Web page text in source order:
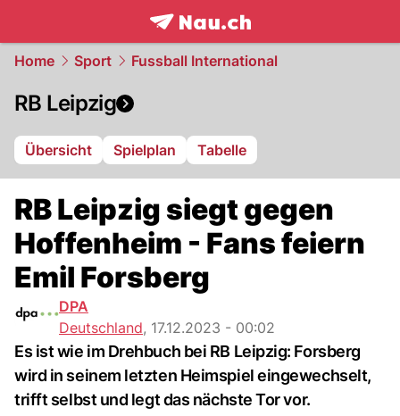
frontpage.NAU.ch
Home Sport Fussball International
RB Leipzig
Übersicht Spielplan Tabelle
RB Leipzig siegt gegen
Hoffenheim - Fans feiern
Emil Forsberg
DPA
Deutschland, 17.12.2023 - 00:02
Es ist wie im Drehbuch bei RB Leipzig: Forsberg
wird in seinem letzten Heimspiel eingewechselt,
trifft selbst und legt das nächste Tor vor.